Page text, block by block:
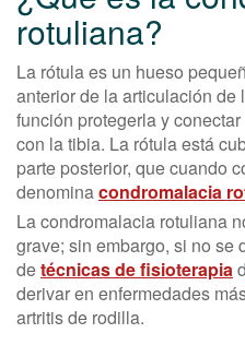
rotuliana?
La rótula es un hueso
anterior de la articulación de
función protegerla y
con la tibia. La rótula está
parte posterior, que cuando
denominacondromalacia
La condromalacia rotuliana
grave; sin embargo, si no se
detécnicas de fisioterapia
derivar en enfermedades
artritis de rodilla.